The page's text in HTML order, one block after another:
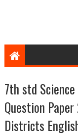
7th std
Question
Districts